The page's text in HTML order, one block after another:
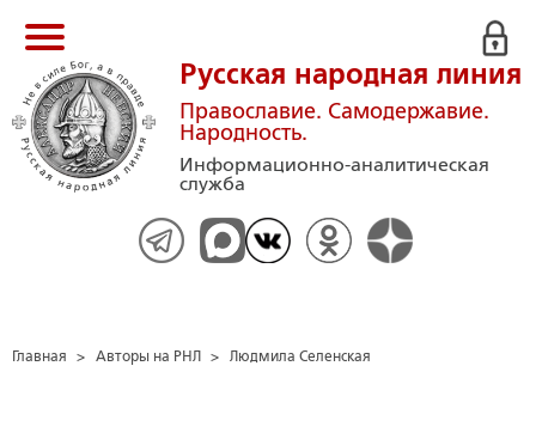
Русская народная линия
Православие. Самодержавие.
Народность.
Информационно-аналитическая
служба
Главная > Авторы на РНЛ > Людмила Селенская